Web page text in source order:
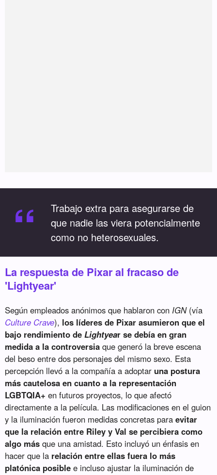
“
Trabajo extra para asegurarse de
que nadie las viera potencialmente
como no heterosexuales.
La respuesta de Pixar al fracaso de
'Lightyear'
Según empleados anónimos que hablaron con IGN(vía
Culture Crave), los líderes de Pixar asumieron que el
bajo rendimiento de Lightyear se debía en gran
medida a la controversia que generó la breve escena
del beso entre dos personajes del mismo sexo. Esta
percepción llevó a la compañía a adoptar una postura
más cautelosa en cuanto a la representación
LGBTQIA+ en futuros proyectos, lo que afectó
directamente a la película. Las modificaciones en el guion
y la iluminación fueron medidas concretas paraevitar
que la relación entre Riley y Val se percibiera como
algo más que una amistad. Esto incluyó un énfasis en
hacer que la relación entre ellas fuera lo más
platónica posible e incluso ajustar la iluminación de